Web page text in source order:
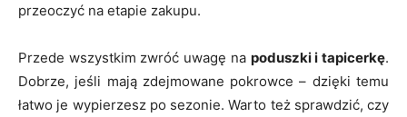
przeoczyć na etapie zakupu.
Przede wszystkim zwróć uwagę na poduszki i tapicerkę.
Dobrze, jeśli mają zdejmowane pokrowce – dzięki temu
łatwo je wypierzesz po sezonie. Warto też sprawdzić, czy